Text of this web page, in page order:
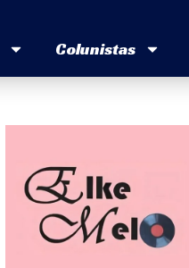
Colunistas